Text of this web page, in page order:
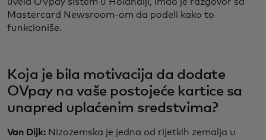
Mastercard Newsroom-om da podeli kako to
funkcioniše.
Koja je bila motivacija da dodate
OVpay na vaše postojeće kartice sa
unapred uplaćenim sredstvima?
Van Dijk: Nizozemska je jedna od rijetkih zemalja u